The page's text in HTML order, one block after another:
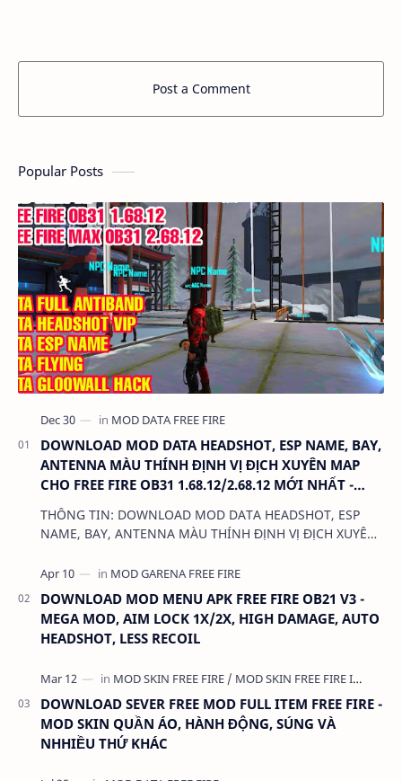
Post a Comment
Popular Posts
DOWNLOAD MOD DATA HEADSHOT, ESP NAME, BAY,
ANTENNA MÀU THÍNH ĐỊNH VỊ ĐỊCH XUYÊN MAP
CHO FREE FIRE OB31 1.68.12/2.68.12 MỚI NHẤT -
KHÔNG KHÓA NICK
THÔNG TIN: DOWNLOAD MOD DATA HEADSHOT, ESP
NAME, BAY, ANTENNA MÀU THÍNH ĐỊNH VỊ ĐỊCH XUYÊN
KHÔN…
DOWNLOAD MOD MENU APK FREE FIRE OB21 V3 -
MEGA MOD, AIM LOCK 1X/2X, HIGH DAMAGE, AUTO
HEADSHOT, LESS RECOIL
DOWNLOAD SEVER FREE MOD FULL ITEM FREE FIRE -
MOD SKIN QUẦN ÁO, HÀNH ĐỘNG, SÚNG VÀ
NHHIỀU THỨ KHÁC